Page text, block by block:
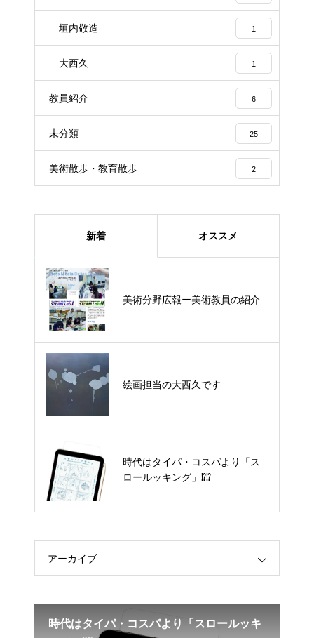
垣内敬造 1
大西久 1
教員紹介 6
未分類 25
美術散歩・教育散歩 2
新着 オススメ
美術分野広報ー美術教員の紹介
絵画担当の大西久です
時代はタイパ・コスパより「ス
ロールッキング」⁉︎⁉︎
美術分野広報ー美術教員の紹介
絵画担当の大西久です
時代はタイパ・コスパより「スロ
ールッキング」⁉︎⁉︎
アーカイブ
時代はタイパ・コスパより「スロールッキ